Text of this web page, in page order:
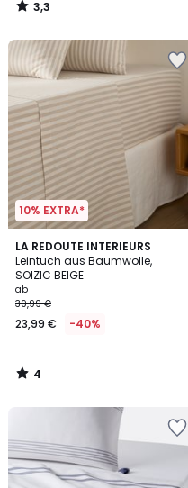
3,3
/
10% EXTRA*
LA REDOUTE INTERIEURS
Leintuch aus Baumwolle,
SOIZIC BEIGE
ab
39,99 €
23,99 € -40%
4
/
5
4
/